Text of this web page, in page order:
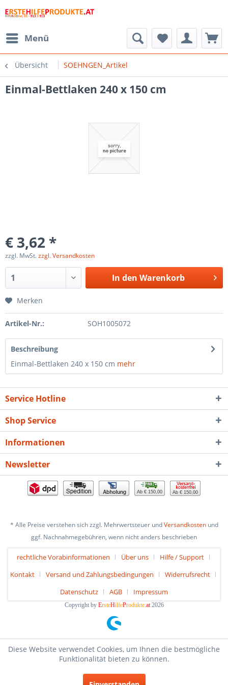
Menü
Übersicht SOEHNGEN_Artikel
Einmal-Bettlaken 240 x 150 cm
€ 3,62 *
zzgl. MwSt.zzgl. Versandkosten
In den Warenkorb
Merken
Artikel-Nr.: SOH1005072
Beschreibung
Einmal-Bettlaken 240 x 150 cm mehr
Service Hotline
Shop Service
Informationen
Newsletter
Ab € 150,00 Ab € 150,00
* Alle Preise verstehen sich zzgl. Mehrwertsteuer undVersandkostenund
ggf. Nachnahmegebühren, wenn nicht anders beschrieben
rechtliche Vorabinformationen Über uns
Hilfe / Support
Kontakt
Versand und Zahlungsbedingungen
Widerrufsrecht
Datenschutz
AGB Impressum
Copyright by ErsteHilfeProdukte.at2026
Diese Website verwendet Cookies, um Ihnen die bestmögliche
Funktionalität bieten zu können.